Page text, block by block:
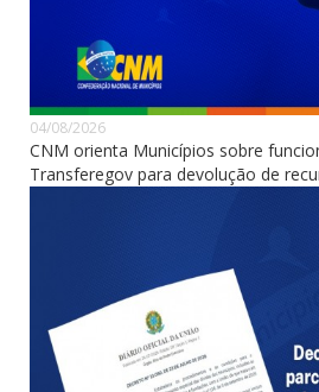
04/08/2026
CNM orienta Municípios sobre
Transferegov para devolução de